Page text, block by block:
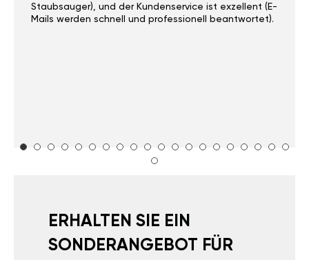
Staubsauger), und der Kundenservice ist exzellent (E-
Mails werden schnell und professionell beantwortet).
ERHALTEN SIE EIN
SONDERANGEBOT FÜR